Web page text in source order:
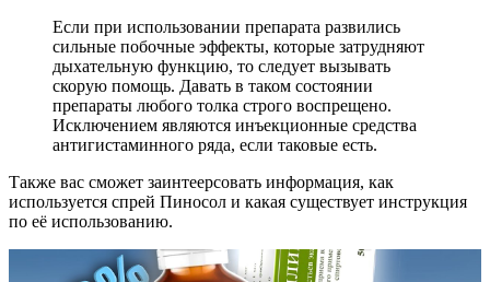
Если при использовании препарата развились
сильные побочные эффекты, которые затрудняют
дыхательную функцию, то следует вызывать
скорую помощь. Давать в таком состоянии
препараты любого толка строго воспрещено.
Исключением являются инъекционные средства
антигистаминного ряда, если таковые есть.
Также вас сможет заинтеерсовать информация, как
используется спрей Пиносол и какая существует инструкция
по её использованию.